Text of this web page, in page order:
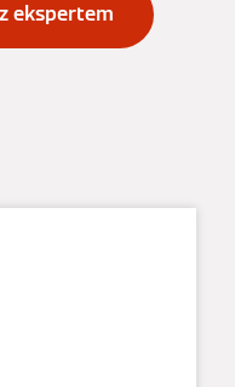
ekspertem